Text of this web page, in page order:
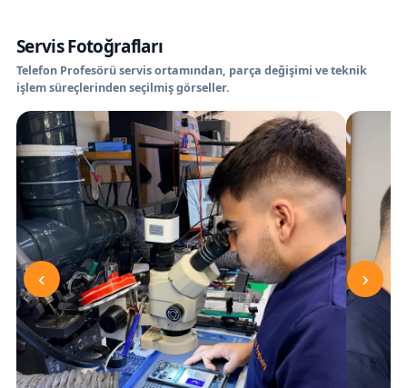
Servis Fotoğrafları
Telefon Profesörü servis ortamından, parça değişimi ve teknik
işlem süreçlerinden seçilmiş görseller.
‹ ›